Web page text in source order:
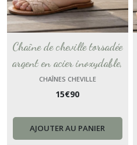
Chaîne de cheville torsadée
argent en acier inoxydable,
ne ternit pas, bracelet de
cheville personnalisé et sur
CHAÎNES CHEVILLE
15€90
AJOUTER AU PANIER